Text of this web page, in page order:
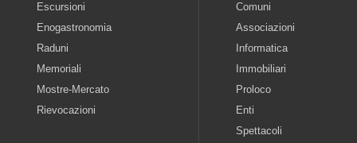
Escursioni
Enogastronomia
Raduni
Memoriali
Mostre-Mercato
Rievocazioni
Comuni
Associazioni
Informatica
Immobiliari
Proloco
Enti
Spettacoli